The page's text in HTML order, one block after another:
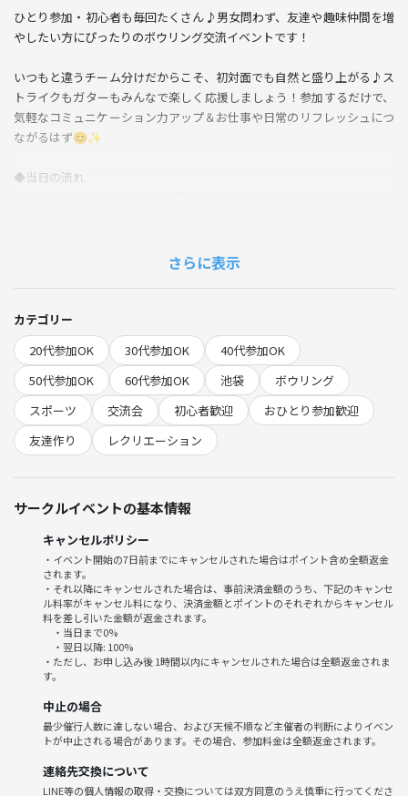
ひとり参加・初心者も毎回たくさん♪男女問わず、友達や趣味仲間を増
やしたい方にぴったりのボウリング交流イベントです！
いつもと違うチーム分けだからこそ、初対面でも自然と盛り上がる♪ス
トライクもガターもみんなで楽しく応援しましょう！参加するだけで、
気軽なコミュニケーション力アップ＆お仕事や日常のリフレッシュにつ
ながるはず😊✨
◆当日の流れ
・21:30 結果発表＆ちょこっと交流タイム
🌱サークルの雰囲気
・初心者＆おひとり参加が7割以上！和気あいあいと誰でも楽しめる雰
囲気を心がけています。
・運営スタッフも一緒にプレイ＆フォロー。マイボール持参のガチ勢
も、未経験の方も大歓迎！
・参加メリットはココ！
1. 池袋の好立地、アクセス便利！
2. 初対面同士でもイベント進行が盛り上げるから安心
3. チーム替えでたくさんの人と話せる！
4. みんなでゲーム感覚だからコミュニケーションも自然と生まれる
5. 週末や平日の仕事後でも気軽に参加OK！
・「運動は得意じゃないけど楽しい時間が好き」「新しい人脈を広げた
い」「いつもの友達だけでなく新鮮な出会いが欲しい」そんな方が多く
集うサークルです。
⚠️注意事項⚠️
下記の行為はご遠慮ください。
・勧誘・営業・告知・引き抜き・しつこいナンパ・暴言など
・過度なナンパ行為や迷惑行為
・開催内容や風景写真、動画のSNS等への無許可投稿
サークルやイベントの輪を乱す行動をする方、運営側の指示に従ってい
ただけない方や運営側が参加者様としてふさわしくないと判断した方
さらに表示
カテゴリー
20代参加OK
30代参加OK
40代参加OK
50代参加OK
60代参加OK 池袋
ボウリング
スポーツ
交流会 初心者歓迎
おひとり参加歓迎
友達作り
レクリエーション
サークルイベントの基本情報
キャンセルポリシー
・イベント開始の7日前までにキャンセルされた場合はポイント含め全額返金
されます。
・それ以降にキャンセルされた場合は、事前決済金額のうち、下記のキャンセ
ル料率がキャンセル料になり、決済金額とポイントのそれぞれからキャンセル
料を差し引いた金額が返金されます。
・当日まで0%
・翌日以降: 100%
・ただし、お申し込み後 1時間以内にキャンセルされた場合は全額返金されま
す。
中止の場合
最少催行人数に達しない場合、および天候不順など主催者の判断によりイベン
トが中止される場合があります。その場合、参加料金は全額返金されます。
連絡先交換について
LINE等の個人情報の取得・交換については双方同意のうえ慎重に行ってくださ